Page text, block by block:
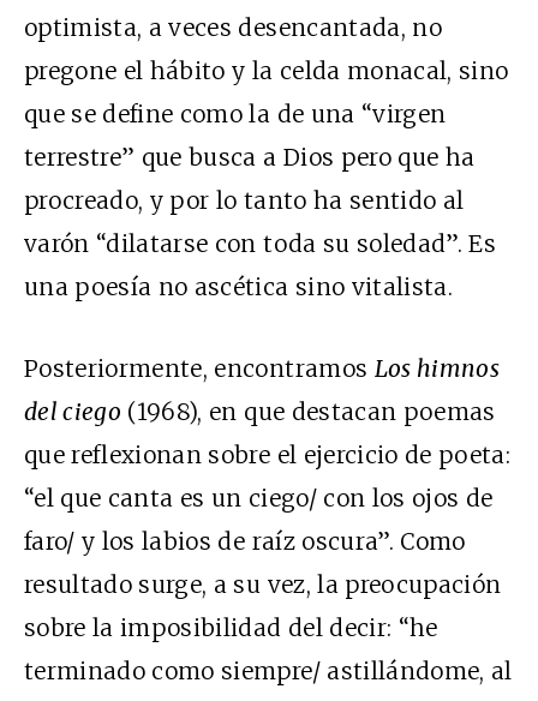
optimista, a veces desencantada, no
pregone el hábito y la celda monacal, sino
que se define como la de una “virgen
terrestre” que busca a Dios pero que ha
procreado, y por lo tanto ha sentido al
varón “dilatarse con toda su soledad”. Es
una poesía no ascética sino vitalista.
Posteriormente, encontramos Los himnos
del ciego (1968), en que destacan poemas
que reflexionan sobre el ejercicio de poeta:
“el que canta es un ciego/ con los ojos de
faro/ y los labios de raíz oscura”. Como
resultado surge, a su vez, la preocupación
sobre la imposibilidad del decir: “he
terminado como siempre/ astillándome, al